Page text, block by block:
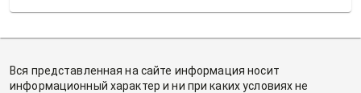
Вся представленная на сайте информация носит
информационный характер и ни при каких условиях не